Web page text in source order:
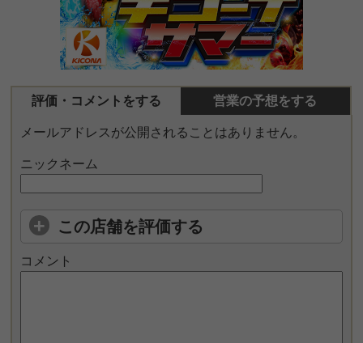
評価・コメントをする 営業の予想をする
メールアドレスが公開されることはありません。
ニックネーム
この店舗を評価する
コメント